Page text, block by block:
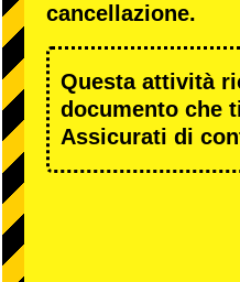
cancellazione.
Questa attività
documento che
Assicurati di